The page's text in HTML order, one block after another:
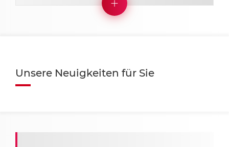
Unsere Neuigkeiten für Sie